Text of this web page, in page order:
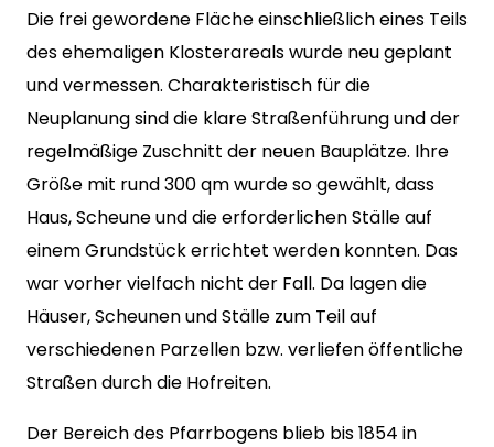
Die frei gewordene Fläche einschließlich eines Teils
des ehemaligen Klosterareals wurde neu geplant
und vermessen. Charakteristisch für die
Neuplanung sind die klare Straßenführung und der
regelmäßige Zuschnitt der neuen Bauplätze. Ihre
Größe mit rund 300 qm wurde so gewählt, dass
Haus, Scheune und die erforderlichen Ställe auf
einem Grundstück errichtet werden konnten. Das
war vorher vielfach nicht der Fall. Da lagen die
Häuser, Scheunen und Ställe zum Teil auf
verschiedenen Parzellen bzw. verliefen öffentliche
Straßen durch die Hofreiten.
Der Bereich des Pfarrbogens blieb bis 1854 in